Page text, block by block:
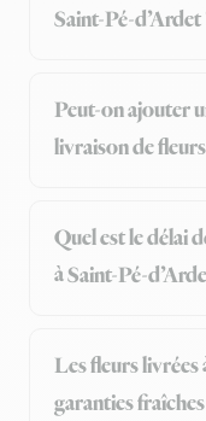
Saint-Pé-d’Ardet
Peut-on ajouter
livraison de
Quel est le délai
à Saint-Pé-
Les fleurs livrées
garanties